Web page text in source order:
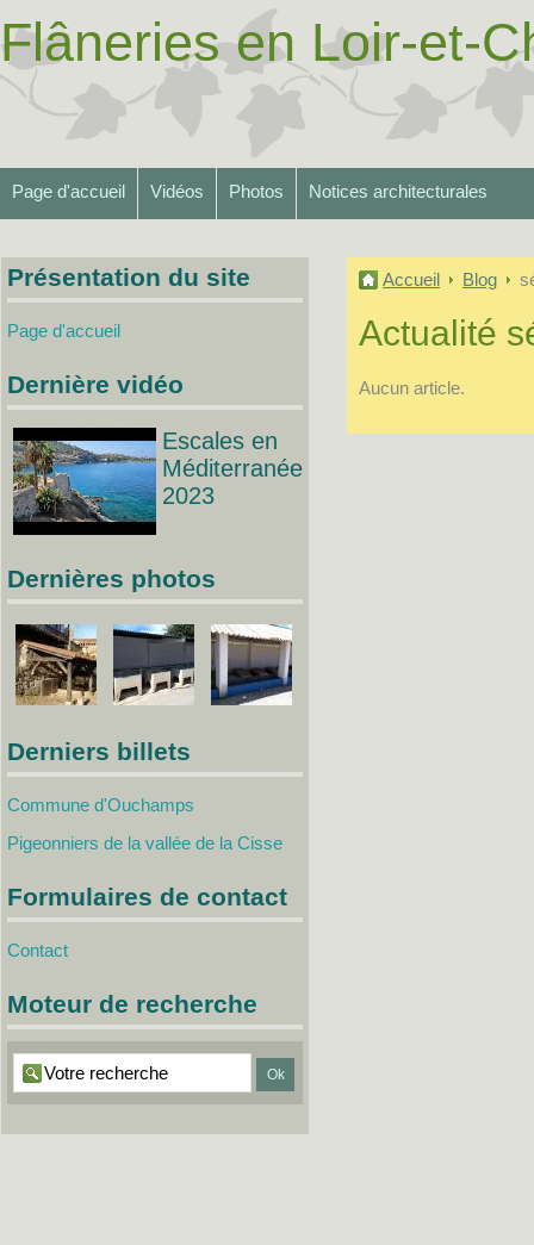
Flâneries en Loir-et-
Page d'accueil Vidéos Photos Notices architecturales
Accueil Blog
Actualité
Aucun article.
Présentation du site
Page d'accueil
Dernière vidéo
Escales en
Méditerranée
2023
Dernières photos
Derniers billets
Commune d'Ouchamps
Pigeonniers de la vallée de la Cisse
Formulaires de contact
Contact
Moteur de recherche